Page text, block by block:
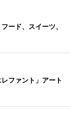
ード、スイーツ、
ファント」アート